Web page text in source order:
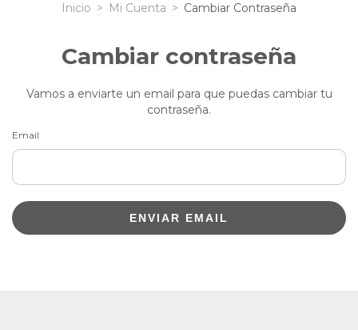
Inicio > Mi Cuenta > Cambiar Contraseña
Cambiar contraseña
Vamos a enviarte un email para que puedas cambiar tu
contraseña.
Email
ENVIAR EMAIL